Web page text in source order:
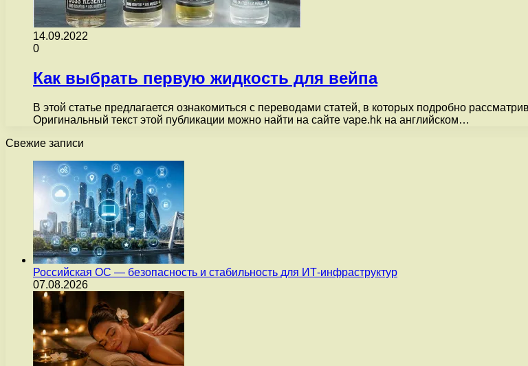
14.09.2022
0
Как выбрать первую жидкость для вейпа
В этой статье предлагается ознакомиться с переводами статей, в которых подробно
Оригинальный текст этой публикации можно найти на сайте vape.hk на английском…
Свежие записи
Российская ОС — безопасность и стабильность для ИТ-инфраструктур
07.08.2026